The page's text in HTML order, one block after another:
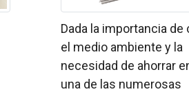
Dada la importancia de
el medio ambiente y la
necesidad de ahorrar
una de las numerosas